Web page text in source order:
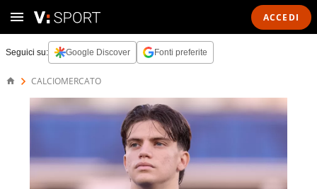
ACCEDI
Seguici su: Google Discover Fonti preferite
CALCIOMERCATO